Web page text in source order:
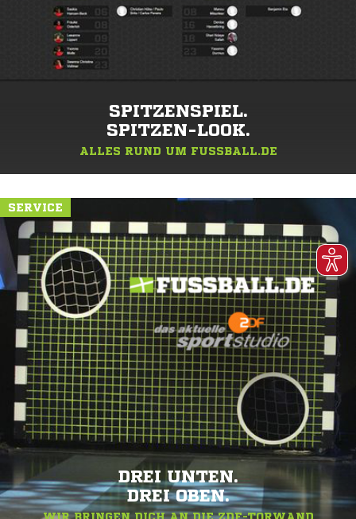
SPITZENSPIEL.
SPITZEN-LOOK.
ALLES RUND UM FUSSBALL.DE
SERVICE
DREI UNTEN.
DREI OBEN.
WIR BRINGEN DICH AN DIE ZDF-TORWAND